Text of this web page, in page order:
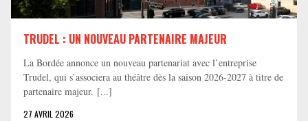
TRUDEL : UN NOUVEAU PARTENAIRE MAJEUR
La Bordée annonce un nouveau partenariat avec l’entreprise
Trudel, qui s’associera au théâtre dès la saison 2026-2027 à titre de
partenaire majeur. [...]
27 AVRIL 2026